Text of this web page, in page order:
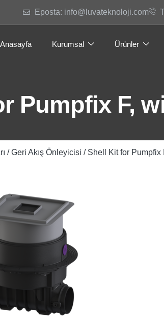
Eposta: info@luvateknoloji.com
Anasayfa Kurumsal Ürünler
Pumpfix F,
/Geri Akış Önleyicisi / Shell Kit for Pumpfix